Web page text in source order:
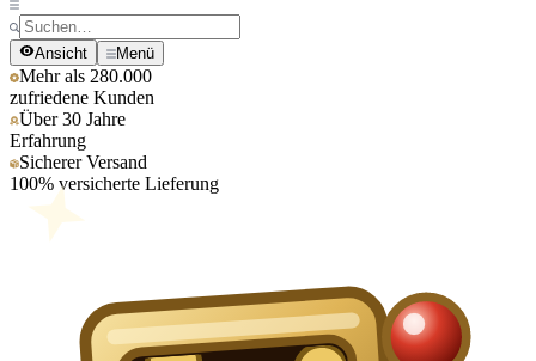
Ansicht Menü
Mehr als 280.000
zufriedene Kunden
Über 30 Jahre
Erfahrung
Sicherer Versand
100% versicherte Lieferung